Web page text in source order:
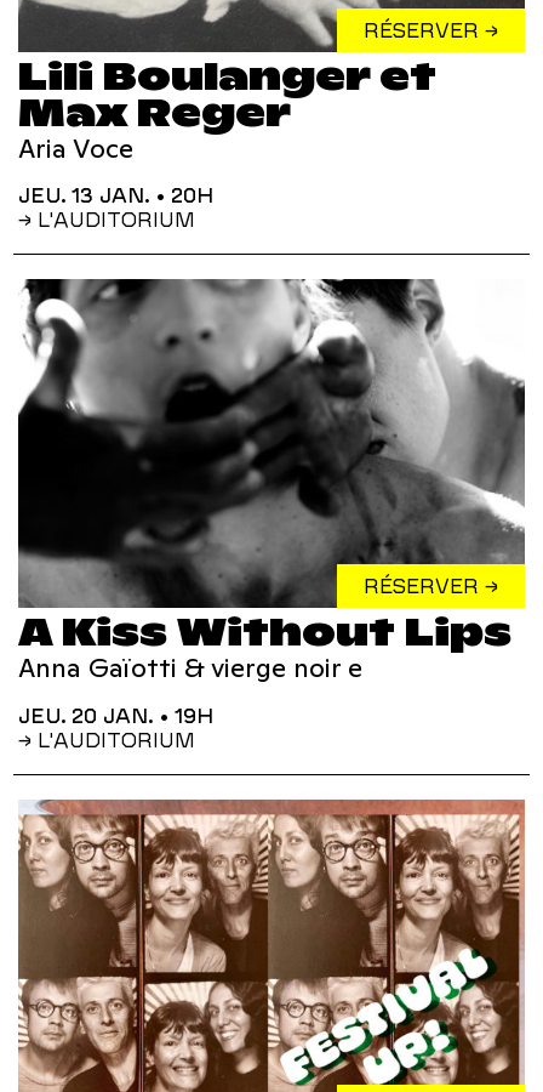
RÉSERVER →
Lili Boulanger et
Max Reger
Aria Voce
JEU. 13 JAN. • 20H
→ L'AUDITORIUM
RÉSERVER →
A Kiss Without Lips
Anna Gaïotti & vierge noir e
JEU. 20 JAN. • 19H
→ L'AUDITORIUM